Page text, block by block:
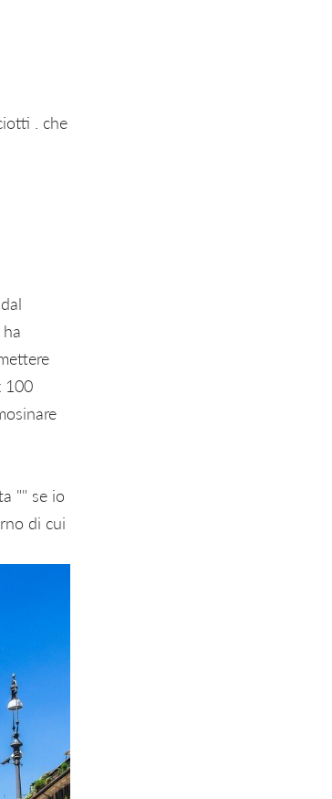
. che
100
"" se io
di cui